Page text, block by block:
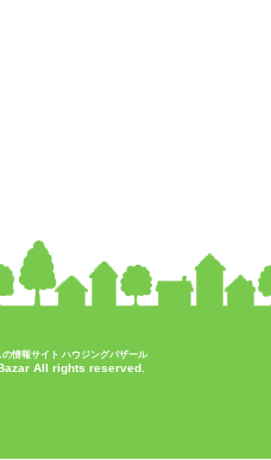
情報サイト ハウジングバザール
All rights reserved.